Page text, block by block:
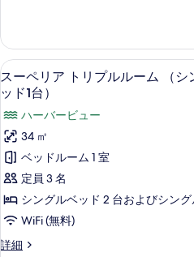
示
す
る
ム
シ
ン
グ
ル
ベ
ッ
ド
2
台
の
ア
ツ
イ
ン
ル
ー
ム
シ
ン
グ
ベ
ッ
2
ス
ー
ペ
リ
ア
ト
リ
プ
ル
5
スーペリア トリプルルーム （
ッド1台）
ハーバービュー
34 ㎡
ベッドルーム 1 室
定員 3 名
シングルベッド 2 台およびシン
WiFi (無料)
詳細
ス